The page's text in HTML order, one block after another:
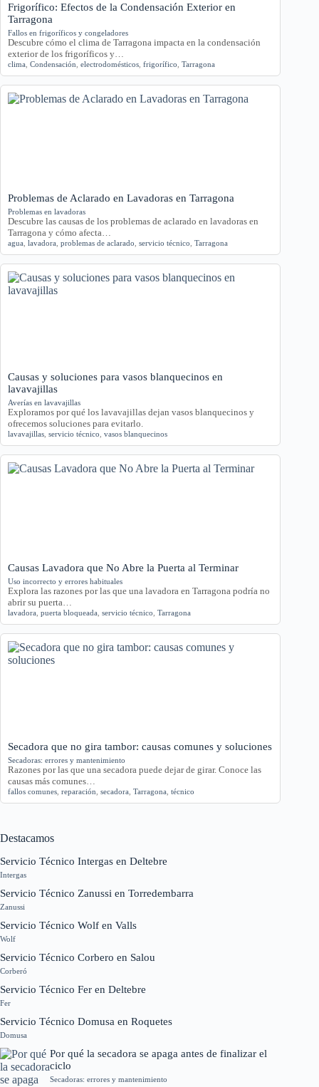
Frigorífico: Efectos de la Condensación Exterior en
Tarragona
Fallos en frigoríficos y congeladores
Descubre cómo el clima de Tarragona impacta en la condensación
exterior de los frigoríficos y…
clima Condensación electrodomésticos frigorífico Tarragona
Problemas de Aclarado en Lavadoras en Tarragona
Problemas en lavadoras
Descubre las causas de los problemas de aclarado en lavadoras en
Tarragona y cómo afecta…
agua lavadora problemas de aclarado servicio técnico Tarragona
Causas y soluciones para vasos blanquecinos en
lavavajillas
Averías en lavavajillas
Exploramos por qué los lavavajillas dejan vasos blanquecinos y
ofrecemos soluciones para evitarlo.
lavavajillas servicio técnico vasos blanquecinos
Causas Lavadora que No Abre la Puerta al Terminar
Uso incorrecto y errores habituales
Explora las razones por las que una lavadora en Tarragona podría no
abrir su puerta…
lavadora puerta bloqueada servicio técnico Tarragona
Secadora que no gira tambor: causas comunes y soluciones
Secadoras: errores y mantenimiento
Razones por las que una secadora puede dejar de girar. Conoce las
causas más comunes…
fallos comunes reparación secadora Tarragona técnico
Destacamos
Servicio Técnico Intergas en Deltebre
Intergas
Servicio Técnico Zanussi en Torredembarra
Zanussi
Servicio Técnico Wolf en Valls
Wolf
Servicio Técnico Corbero en Salou
Corberó
Servicio Técnico Fer en Deltebre
Fer
Servicio Técnico Domusa en Roquetes
Domusa
Por qué la secadora se apaga antes de finalizar el
ciclo
Secadoras: errores y mantenimiento